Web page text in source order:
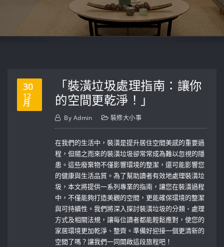
30
12
月
「裝潢垃圾處理指南：讓你
的空間更乾淨！」
By Admin 裝修大小事
在我們的生活中，裝潢是提升居住空間美感的重要過
程，但隨之而來的裝潢垃圾卻常常成為難以忽視的隱
患。這些廢棄物不僅影響環境的整潔，還可能影響您
的健康與生活品質。為了幫助讀者有效地處理裝潢垃
圾，本文將提供一系列專業的指南，讓您在裝潢過程
中，不僅能夠打造美觀的空間，更能確保環境的整潔
與可持續性。我們將深入探討裝潢垃圾的分類、處理
方式及相關法規，讓每位讀者都能輕鬆應對，使您的
家居環境更加乾淨、整齊。準備好迎接一個更清新的
空間了嗎？讓我們一同開啟這段旅程吧！